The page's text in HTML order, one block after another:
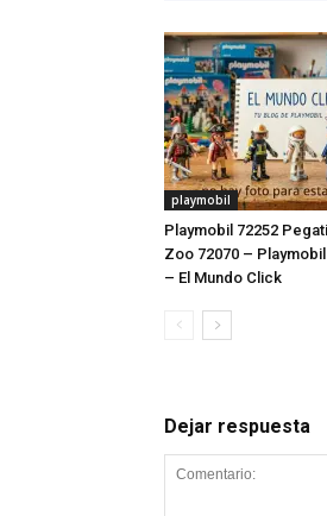
playmobil
Playmobil 72252
Zoo 72070 –
– El Mundo Click
Dejar respuesta